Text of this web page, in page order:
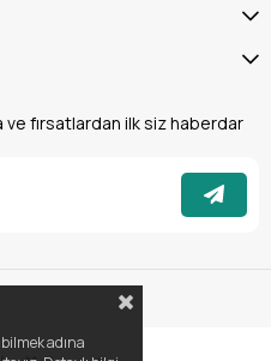
ve fırsatlardan ilk siz haberdar
adına